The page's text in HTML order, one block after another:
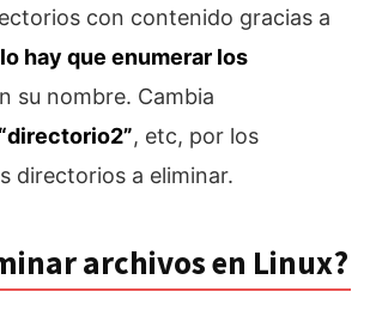
con contenido gracias a
hay que enumerar los
su nombre. Cambia
“directorio2”, etc, por los
directorios a eliminar.
archivos en Linux?